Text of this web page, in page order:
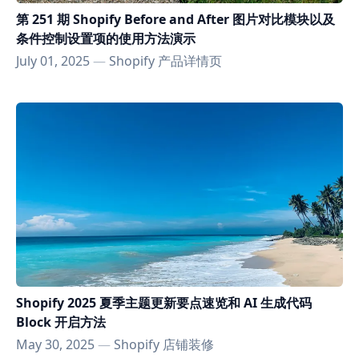
第 251 期 Shopify Before and After 图片对比模块以及
条件控制设置项的使用方法演示
July 01, 2025—Shopify 产品详情页
Shopify 2025 夏季主题更新要点速览和 AI 生成代码
Block 开启方法
May 30, 2025—Shopify 店铺装修